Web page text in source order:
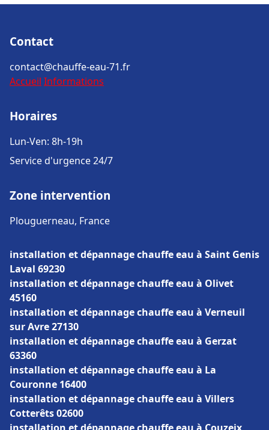
Contact
contact@chauffe-eau-71.fr
Accueil Informations
Horaires
Lun-Ven: 8h-19h
Service d'urgence 24/7
Zone intervention
Plouguerneau, France
installation et dépannage chauffe eau à Saint Genis
Laval 69230
installation et dépannage chauffe eau à Olivet
45160
installation et dépannage chauffe eau à Verneuil
sur Avre 27130
installation et dépannage chauffe eau à Gerzat
63360
installation et dépannage chauffe eau à La
Couronne 16400
installation et dépannage chauffe eau à Villers
Cotterêts 02600